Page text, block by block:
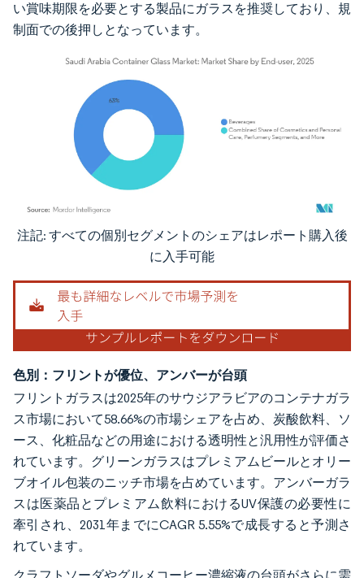
い賞味期限を必要とする製品にガラスを推奨しており、規
制面での後押しとなっています。
画像 © Mordor Intelligence。再利用にはCC BY 4.0の表示が必要です。
注記: すべての個別セグメントのシェアはレポート購入後
に入手可能
色別：フリントが優位、アンバーが台頭
フリントガラスは2025年のサウジアラビアのコンテナガラ
ス市場において58.66%の市場シェアを占め、炭酸飲料、ソ
ース、化粧品などの用途における透明性と汎用性が評価さ
れています。グリーンガラスはプレミアムビールとオリー
ブオイル包装のニッチ市場を占めています。アンバーガラ
スは医薬品とプレミアム飲料におけるUV保護の必要性に
牽引され、2031年までにCAGR 5.55%で成長すると予測さ
れています。